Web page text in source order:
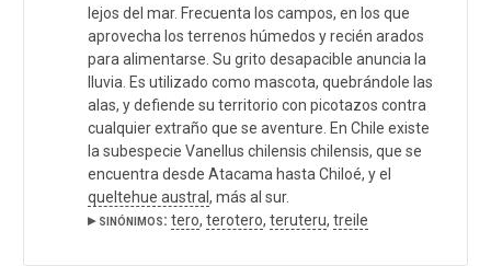
lejos del mar. Frecuenta los campos, en los que
aprovecha los terrenos húmedos y recién arados
para alimentarse. Su grito desapacible anuncia la
lluvia. Es utilizado como mascota, quebrándole las
alas, y defiende su territorio con picotazos contra
cualquier extraño que se aventure. En Chile existe
la subespecie Vanellus chilensis chilensis, que se
encuentra desde Atacama hasta Chiloé, y el
queltehue austral , más al sur.
▸ sinónimos: tero, terotero, teruteru, treile